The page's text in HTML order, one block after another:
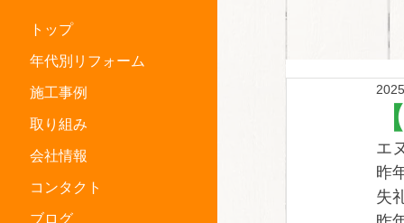
トップ
年代別リフォーム
施工事例
取り組み
会社情報
コンタクト
ブログ
エ
昨
失